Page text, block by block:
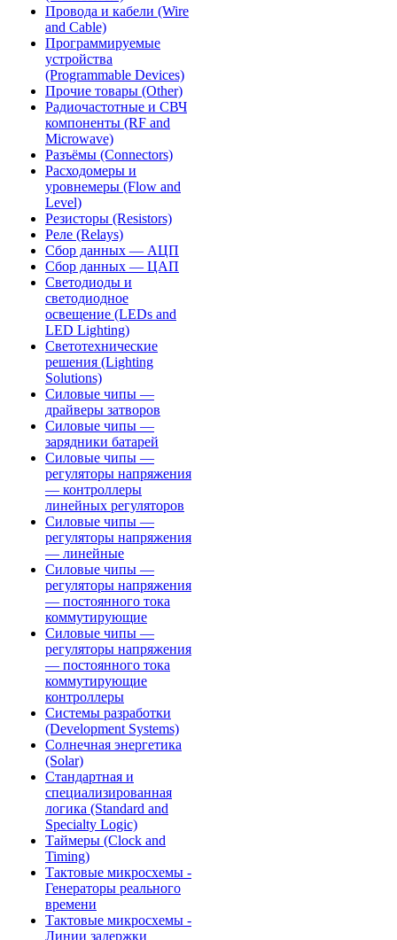
Провода и кабели (Wire
and Cable)
Программируемые
устройства
(Programmable Devices)
Прочие товары (Other)
Радиочастотные и СВЧ
компоненты (RF and
Microwave)
Разъёмы (Connectors)
Расходомеры и
уровнемеры (Flow and
Level)
Резисторы (Resistors)
Реле (Relays)
Сбор данных — АЦП
Сбор данных — ЦАП
Светодиоды и
светодиодное
освещение (LEDs and
LED Lighting)
Светотехнические
решения (Lighting
Solutions)
Силовые чипы —
драйверы затворов
Силовые чипы —
зарядники батарей
Силовые чипы —
регуляторы напряжения
— контроллеры
линейных регуляторов
Силовые чипы —
регуляторы напряжения
— линейные
Силовые чипы —
регуляторы напряжения
— постоянного тока
коммутирующие
Силовые чипы —
регуляторы напряжения
— постоянного тока
коммутирующие
контроллеры
Системы разработки
(Development Systems)
Солнечная энергетика
(Solar)
Стандартная и
специализированная
логика (Standard and
Specialty Logic)
Таймеры (Clock and
Timing)
Тактовые микросхемы -
Генераторы реального
времени
Тактовые микросхемы -
Линии задержки